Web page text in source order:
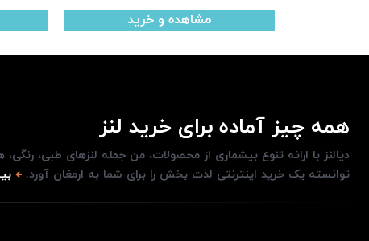
مشاهده و خرید
همه چیز آماده برای خرید لنز
دیالنز با ارائه تنوع بیشماری از محصولات، من جمله لنزهای طبی،
توانسته یک خرید اینترنتی لذت بخش را برای شما به ارمغان آورد.